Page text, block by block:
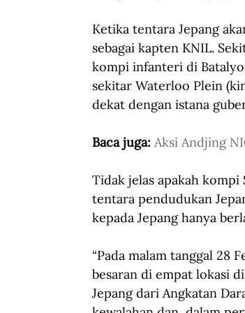
Ketika tentara Jepang
sebagai kapten KNIL.
kompi infanteri di
sekitar Waterloo Plein
dekat dengan istana
Baca juga: Aksi Andjing
Tidak jelas apakah
tentara pendudukan
kepada Jepang hanya
“Pada malam tanggal 28
besaran di empat lokasi
Jepang dari Angkatan